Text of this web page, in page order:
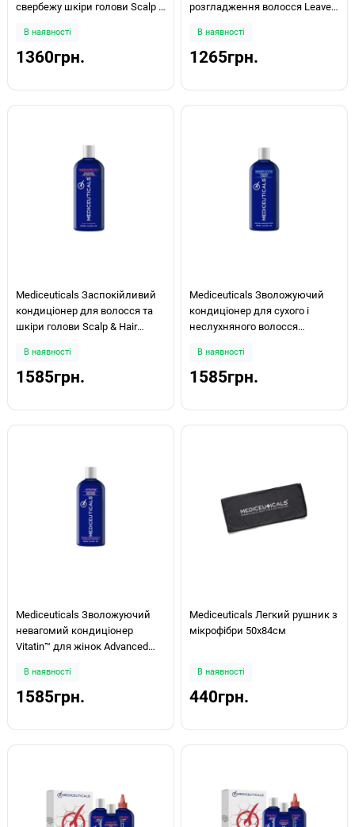
свербежу шкіри голови Scalp &
В наявності
1360грн.
розгладження волосся Leave-
В наявності
1265грн.
Mediceuticals Заспокійливий
кондиціонер для волосся та
шкіри голови Scalp & Hair
250мл
В наявності
1585грн.
Mediceuticals Зволожуючий
кондиціонер для сухого і
неслухняного волосся
250мл
В наявності
1585грн.
Mediceuticals Зволожуючий
невагомий кондиціонер
Vitatin™ для жінок Advanced
250мл
В наявності
1585грн.
Mediceuticals Легкий рушник з
мікрофібри 50х84см
В наявності
440грн.